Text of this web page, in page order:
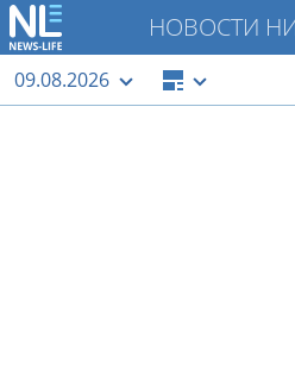
НОВОСТИ
09.08.2026